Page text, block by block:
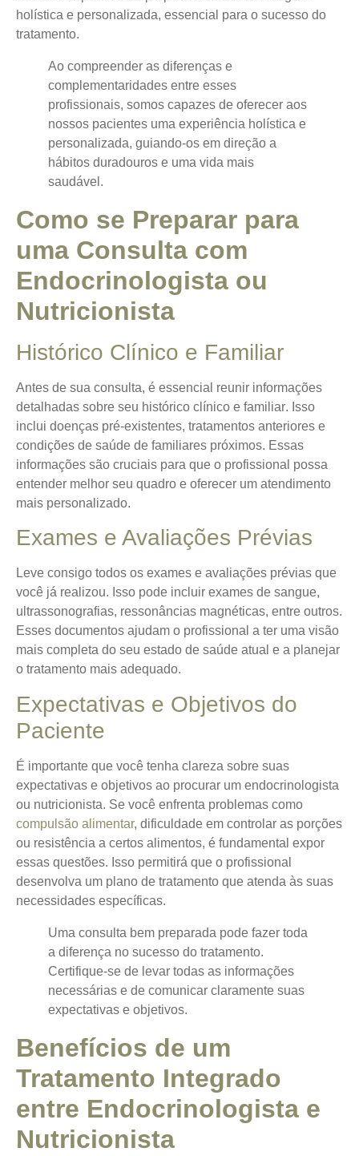
holística e personalizada, essencial para o sucesso do
tratamento.
Ao compreender as diferenças e
complementaridades entre esses
profissionais, somos capazes de oferecer aos
nossos pacientes uma experiência holística e
personalizada, guiando-os em direção a
hábitos duradouros e uma vida mais
saudável.
Como se Preparar para
uma Consulta com
Endocrinologista ou
Nutricionista
Histórico Clínico e Familiar
Antes de sua consulta, é essencial reunir informações
detalhadas sobre seu histórico clínico e familiar. Isso
inclui doenças pré-existentes, tratamentos anteriores e
condições de saúde de familiares próximos. Essas
informações são cruciais para que o profissional possa
entender melhor seu quadro e oferecer um atendimento
mais personalizado.
Exames e Avaliações Prévias
Leve consigo todos os exames e avaliações prévias que
você já realizou. Isso pode incluir exames de sangue,
ultrassonografias, ressonâncias magnéticas, entre outros.
Esses documentos ajudam o profissional a ter uma visão
mais completa do seu estado de saúde atual e a planejar
o tratamento mais adequado.
Expectativas e Objetivos do
Paciente
É importante que você tenha clareza sobre suas
expectativas e objetivos ao procurar um endocrinologista
ou nutricionista. Se você enfrenta problemas como
compulsão alimentar, dificuldade em controlar as porções
ou resistência a certos alimentos, é fundamental expor
essas questões. Isso permitirá que o profissional
desenvolva um plano de tratamento que atenda às suas
necessidades específicas.
Uma consulta bem preparada pode fazer toda
a diferença no sucesso do tratamento.
Certifique-se de levar todas as informações
necessárias e de comunicar claramente suas
expectativas e objetivos.
Benefícios de um
Tratamento Integrado
entre Endocrinologista e
Nutricionista